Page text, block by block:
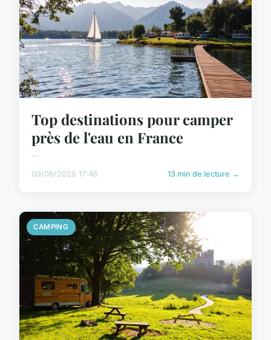
Top destinations pour camper
près de l'eau en France
...
09/06/2026 17:46 13 min de lecture →
CAMPING